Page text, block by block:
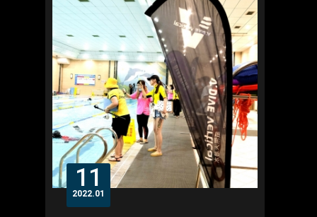
11
01
2022